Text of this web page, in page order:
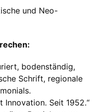
und Neo-
bodenständig,
Schrift, regionale
Innovation. Seit 1952.“